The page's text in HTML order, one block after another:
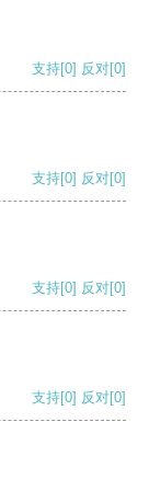
支持[0] 反对[0]
支持[0] 反对[0]
支持[0] 反对[0]
支持[0] 反对[0]